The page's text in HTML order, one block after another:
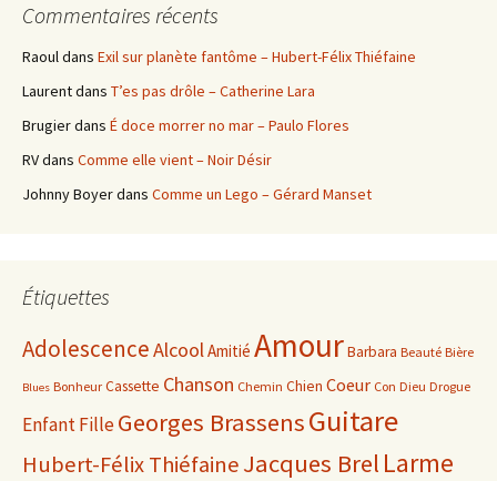
Commentaires récents
Raouldans Exil sur planète fantôme – Hubert-Félix Thiéfaine
Laurentdans T’es pas drôle – Catherine Lara
Brugierdans É doce morrer no mar – Paulo Flores
RVdans Comme elle vient – Noir Désir
Johnny Boyerdans Comme un Lego – Gérard Manset
Étiquettes
AdolescenceAlcoolAmitié AmourBarbara Beauté Bière
Blues Bonheur Cassette Chanson Chemin Chien Coeur Con Dieu Drogue
EnfantFilleGeorges BrassensGuitare
Hubert-Félix ThiéfaineJacques Brel Larme